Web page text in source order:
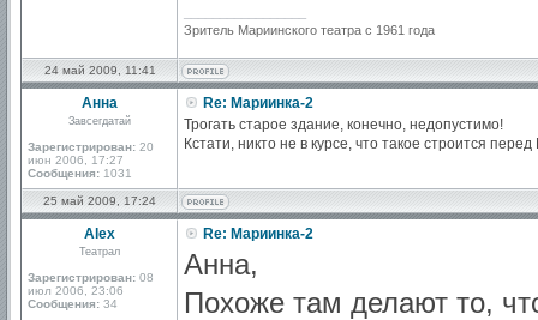
Зритель Мариинского театра с 1961 года
24 май 2009, 11:41
Анна
Завсегдатай
Зарегистрирован: 20
июн 2006, 17:27
Сообщения: 1031
Re: Мариинка-2
Трогать старое здание, конечно, недопустимо!
Кстати, никто не в курсе, что такое строится
25 май 2009, 17:24
Alex
Театрал
Зарегистрирован: 08
июл 2006, 23:06
Сообщения: 34
Re: Мариинка-2
Анна,
Похоже там делают то,